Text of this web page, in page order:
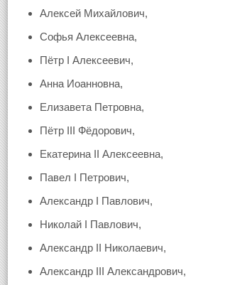
Алексей Михайлович,
Софья Алексеевна,
Пётр I Алексеевич,
Анна Иоанновна,
Елизавета Петровна,
Пётр III Фёдорович,
Екатерина II Алексеевна,
Павел I Петрович,
Александр I Павлович,
Николай I Павлович,
Александр II Николаевич,
Александр III Александрович,